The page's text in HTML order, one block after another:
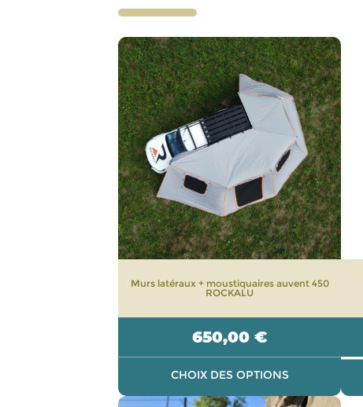
Murs latéraux + moustiquaires auvent 450
ROCKALU
650,00 €
CHOIX DES OPTIONS
Ce
produit
a
plusieurs
variations.
Les
options
peuvent
être
choisies
sur
la
du